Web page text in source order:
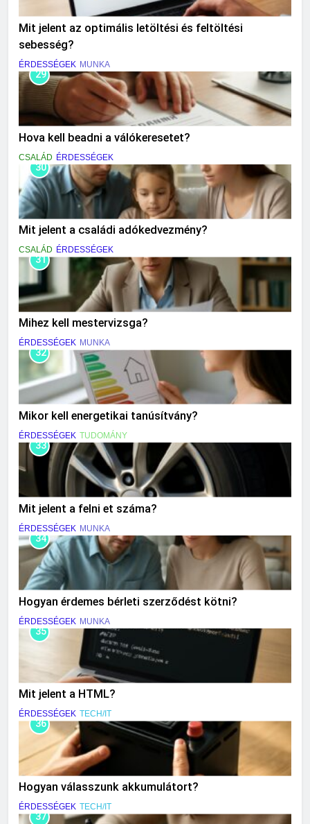
Mit jelent az optimális letöltési és feltöltési
sebesség?
ÉRDESSÉGEK MUNKA
29
Hova kell beadni a válókeresetet?
CSALÁD ÉRDESSÉGEK
30
Mit jelent a családi adókedvezmény?
CSALÁD ÉRDESSÉGEK
31
Mihez kell mestervizsga?
ÉRDESSÉGEK MUNKA
32
Mikor kell energetikai tanúsítvány?
ÉRDESSÉGEK TUDOMÁNY
33
Mit jelent a felni et száma?
ÉRDESSÉGEK MUNKA
34
Hogyan érdemes bérleti szerződést kötni?
ÉRDESSÉGEK MUNKA
35
Mit jelent a HTML?
ÉRDESSÉGEK TECH/IT
36
Hogyan válasszunk akkumulátort?
ÉRDESSÉGEK TECH/IT
37